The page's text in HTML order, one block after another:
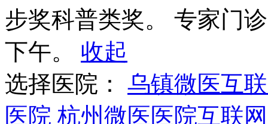
步奖科普类奖。 专家门
下午。
收起
选择医院：
乌镇微医互
医院 杭州微医医院互联